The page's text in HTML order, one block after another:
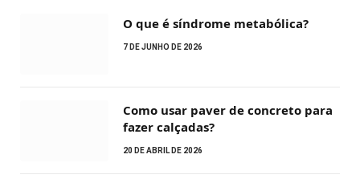
O que é síndrome metabólica?
7 DE JUNHO DE 2026
Como usar paver de concreto para
fazer calçadas?
20 DE ABRIL DE 2026